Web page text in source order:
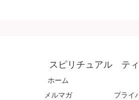
スピリチュアル テ
ホーム
メルマガ
プライ